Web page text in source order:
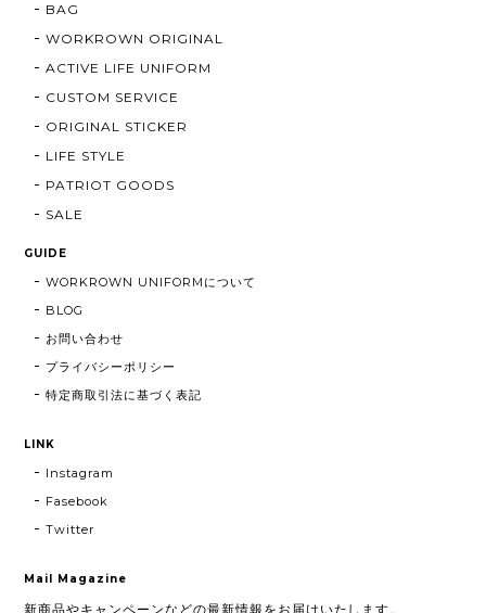
BAG
WORKROWN ORIGINAL
ACTIVE LIFE UNIFORM
CUSTOM SERVICE
ORIGINAL STICKER
LIFE STYLE
PATRIOT GOODS
SALE
GUIDE
WORKROWN UNIFORMについて
BLOG
お問い合わせ
プライバシーポリシー
特定商取引法に基づく表記
LINK
Instagram
Fasebook
Twitter
Mail Magazine